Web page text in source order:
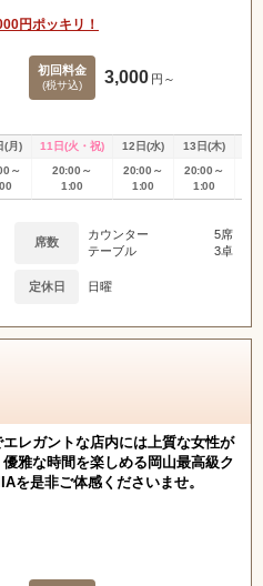
円ポッキリ！
初回料金
(税サ込) 3,000 円～
(月) 11日(火・祝) 12日(水) 13日(木)
～
20:00～
1:00
20:00～
1:00
20:00～
1:00
席数
カウンター
5席
テーブル
3卓
定休日 日曜
レガントな店内には上質な女性が
雅な時間を楽しめる岡山最高級ク
を是非ご体感くださいませ。